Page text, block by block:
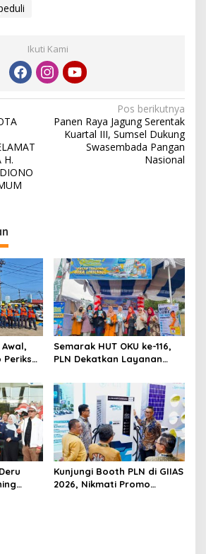
Ikuti Kami
H.
Pos berikutnya
Panen Raya Jagung Serentak
Kuartal III, Sumsel Dukung
Swasembada Pangan
Nasional
Periksa
Semarak HUT OKU ke-116,
PLN Dekatkan Layanan
Mobile 2026
Kunjungi Booth PLN di GIIAS
2026, Nikmati Promo